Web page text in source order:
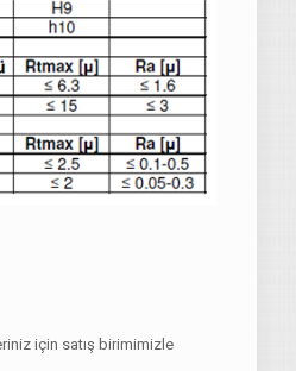
için satış birimimizle